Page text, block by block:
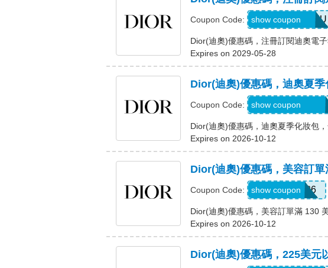
Coupon Code: WELCOMEYOU
show coupon
Dior(迪奧)優惠碼，注冊訂閱迪奧電
Expires on 2029-05-28
Dior(迪奧)優惠碼，迪奧夏
Coupon Code: show coupon
Dior(迪奧)優惠碼，迪奧夏季化妝包
Expires on 2026-10-12
Dior(迪奧)優惠碼，美容訂
Coupon Code: RADJUL26
show coupon
Dior(迪奧)優惠碼，美容訂單滿 130
Expires on 2026-10-12
Dior(迪奧)優惠碼，225美元